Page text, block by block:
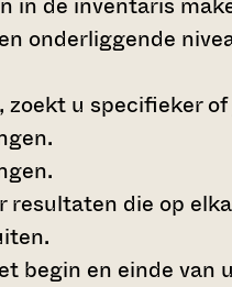
onderliggende
u specifieker
resultaten die op
begin en einde van